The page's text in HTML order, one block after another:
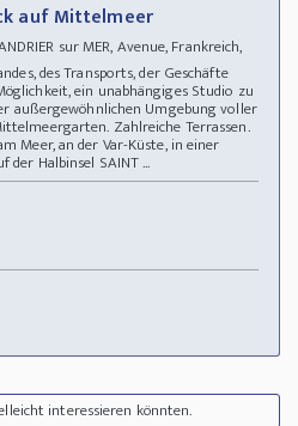
auf Mittelmeer
sur MER, Avenue, Frankreich,
des Transports, der Geschäfte
ein unabhängiges Studio zu
außergewöhnlichen Umgebung voller
Zahlreiche Terrassen.
Meer, an der Var-Küste, in einer
Halbinsel SAINT ...
interessieren könnten.